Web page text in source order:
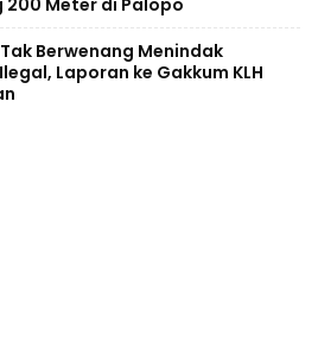
200 Meter di Palopo
Berwenang Menindak
Laporan ke Gakkum KLH